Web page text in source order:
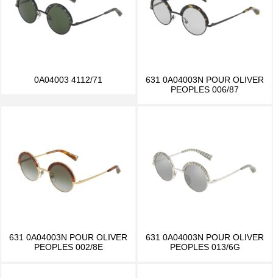
0A04003 4112/71
631 0A04003N POUR OLIVER
PEOPLES 006/87
631 0A04003N POUR OLIVER
PEOPLES 002/8E
631 0A04003N POUR OLIVER
PEOPLES 013/6G